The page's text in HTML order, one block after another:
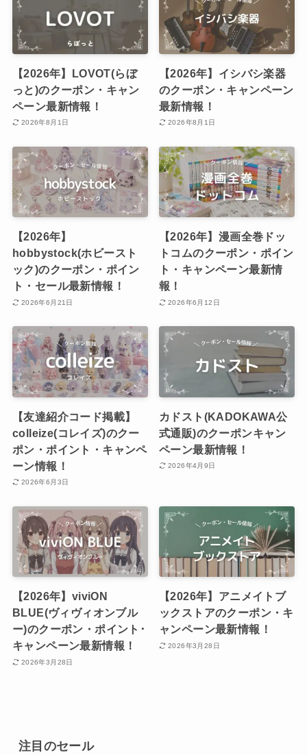
【2026年】LOVOT(らぼ
っと)のクーポン・キャン
ペーン最新情報！
2026年8月1日
【2026年】イシバシ楽器
のクーポン・キャンペーン
最新情報！
2026年8月1日
【2026年】
hobbystock(ホビースト
ック)のクーポン・ポイン
ト・セール最新情報！
2026年6月21日
【2026年】漫画全巻ドッ
トコムのクーポン・ポイン
ト・キャンペーン最新情
報！
2026年6月12日
【友達紹介コード掲載】
colleize(コレイズ)のクー
ポン・ポイント・キャンペ
ーン情報！
2026年6月3日
カドスト(KADOKAWA公
式通販)のクーポンキャン
ペーン最新情報！
2026年4月9日
【2026年】viviON
BLUE(ヴィヴィオンブル
ー)のクーポン・ポイント･
キャンペーン最新情報！
2026年3月28日
【2026年】アニメイトブ
ックストアのクーポン・キ
ャンペーン最新情報！
2026年3月28日
注目のセール